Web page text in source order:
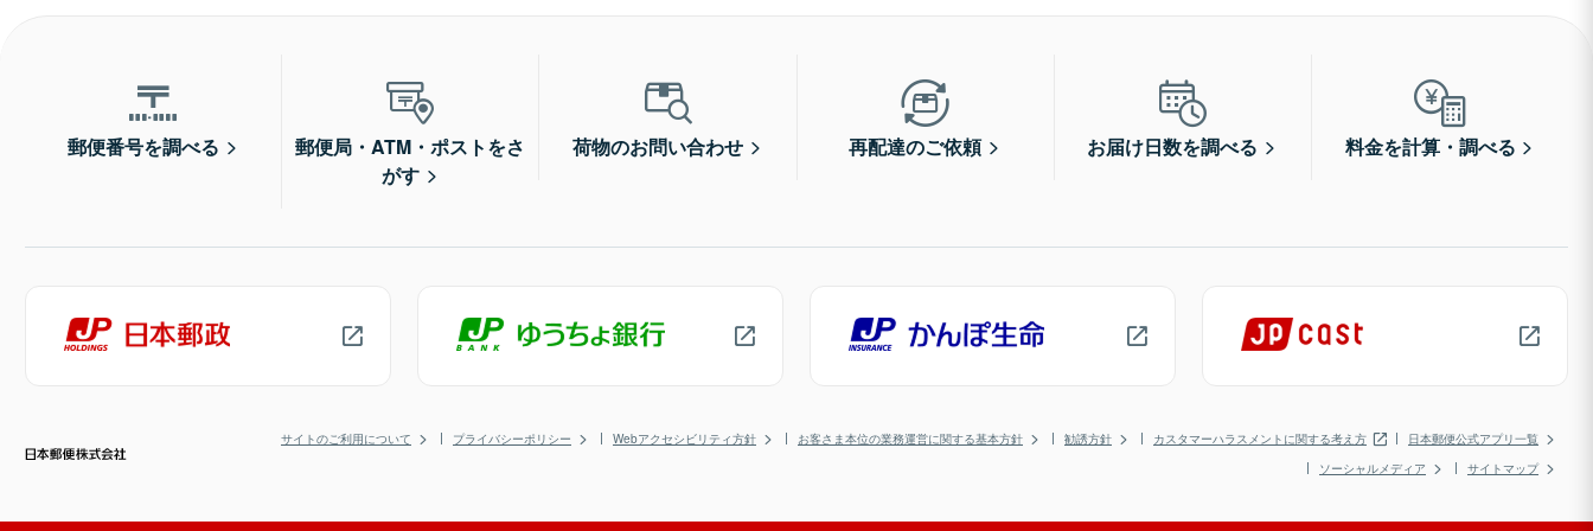
郵便番号を調べる
郵便局・ATM・ポストをさ
がす
荷物のお問い合わせ 再配達のご依頼 お届け日数を調べる 料金を計算・調べる
サイトのご利用について プライバシーポリシー Webアクセシビリティ方針 お客さま本位の業務運営に関する基本方針 勧誘方針 カスタマーハラスメントに関する考え方
日本郵便公式アプリ一覧
ソーシャルメディア
サイトマップ